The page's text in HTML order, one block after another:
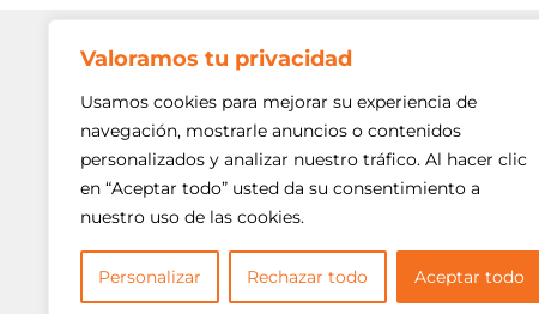
Valoramos tu privacidad
Usamos cookies para mejorar su experiencia de
navegación, mostrarle anuncios o contenidos
personalizados y analizar nuestro tráfico. Al hacer clic
en “Aceptar todo” usted da su consentimiento a
nuestro uso de las cookies.
Personalizar Rechazar todo Aceptar todo
Siga-nos!
Av. Min.
São